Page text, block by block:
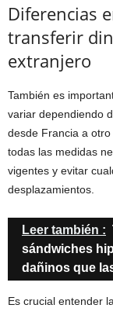
Diferencias
transferir
extranjero
También es
variar dependiendo
desde Francia a
todas las medidas
vigentes y evitar
desplazamientos.
Leer también :
sándwiches
dañinos que
Es crucial entender